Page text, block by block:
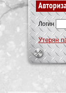
Логин
Утерян